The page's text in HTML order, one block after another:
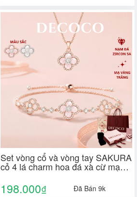
Set vòng cổ và vòng tay SAKURA
cỏ 4 lá charm hoa đá xà cừ mạ
vàng trắng DECOCO ACC ( kèm
Túi giấy + Hộp + Thiệp )
198.000₫ Đã Bán 9k